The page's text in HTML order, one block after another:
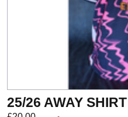
25/26 AWAY SHIRT